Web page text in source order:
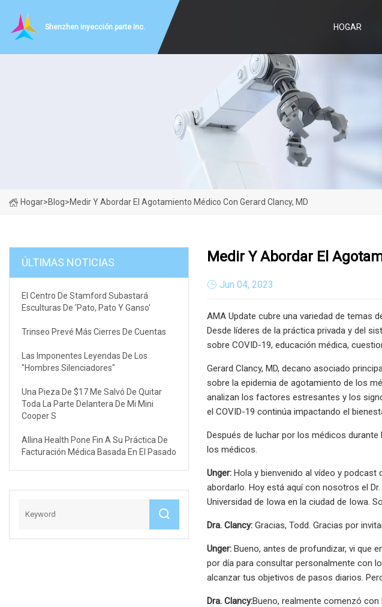
Shenzhen inyección parte Inc. HOGAR
Hogar>Blog>Medir Y Abordar El Agotamiento Médico Con Gerard Clancy, MD
ÚLTIMAS NOTICIAS
El Centro De Stamford Subastará
Esculturas De 'pato, Pato Y Ganso'
Trinseo Prevé Más Cierres De Cuentas
Las Imponentes Leyendas De Los
"Hombres Silenciadores"
Una Pieza De $17 Me Salvó De Quitar
Toda La Parte Delantera De Mi Mini
Cooper S
Allina Health Pone Fin A Su Práctica De
Facturación Médica Basada En El Pasado
Medir Y Abordar El
Jun 04, 2023
AMA Update cubre una variedad de temas
Desde líderes de la práctica privada y del
sobre COVID-19, educación médica,
Gerard Clancy, MD, decano asociado
sobre la epidemia de agotamiento de los
analizan los factores estresantes y los
el COVID-19 continúa impactando el
Después de luchar por los médicos
los médicos.
Unger: Hola y bienvenido al vídeo y
abordarlo. Hoy está aquí con nosotros el
Universidad de Iowa en la ciudad de Iowa.
Dra. Clancy: Gracias, Todd. Gracias por
Unger: Bueno, antes de profundizar, vi que
por día para consultar personalmente con
alcanzar tus objetivos de pasos diarios.
Dra. Clancy:Bueno, realmente comenzó